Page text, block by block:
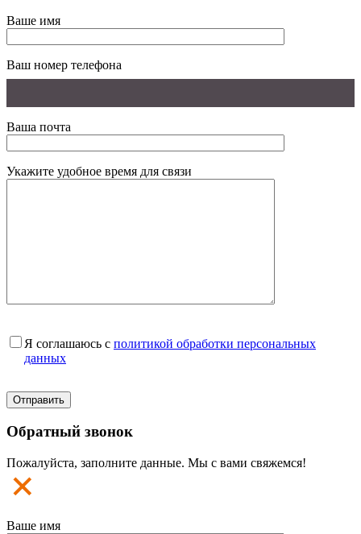
Ваше имя
Ваш номер телефона
Ваша почта
Укажите удобное время для связи
Я соглашаюсь с политикой обработки персональных
данных
Обратный звонок
Пожалуйста, заполните данные. Мы с вами свяжемся!
Ваше имя